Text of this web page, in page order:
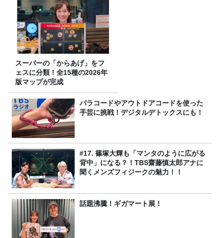
スーパーの「からあげ」をフ
ェスに分類！全15種の2026年
版マップが完成
パラコードやアウトドアコードを使った
手芸に挑戦！デジタルデトックスにも！
#17. 篠塚大輝も「マンタのように広がる
背中」になる？！TBS齋藤慎太郎アナに
聞くメンズフィジークの魅力！！
話題沸騰！ギガマート展！